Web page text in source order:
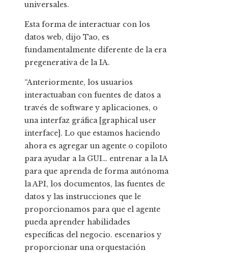
universales.
Esta forma de interactuar con los
datos web, dijo Tao, es
fundamentalmente diferente de la era
pregenerativa de la IA.
“Anteriormente, los usuarios
interactuaban con fuentes de datos a
través de software y aplicaciones, o
una interfaz gráfica [graphical user
interface]. Lo que estamos haciendo
ahora es agregar un agente o copiloto
para ayudar a la GUI… entrenar a la IA
para que aprenda de forma autónoma
la API, los documentos, las fuentes de
datos y las instrucciones que le
proporcionamos para que el agente
pueda aprender habilidades
específicas del negocio. escenarios y
proporcionar una orquestación